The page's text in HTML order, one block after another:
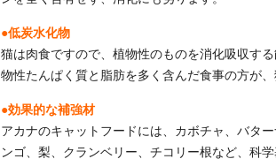
●低炭水化物
猫は肉食ですので、植物性のものを消化吸収す
物性たんぱく質と脂肪を多く含んだ食事の方が、
●効果的な補強材
アカナのキャットフードには、カボチャ、バタ
ンゴ、梨、クランベリー、チコリー根など、科